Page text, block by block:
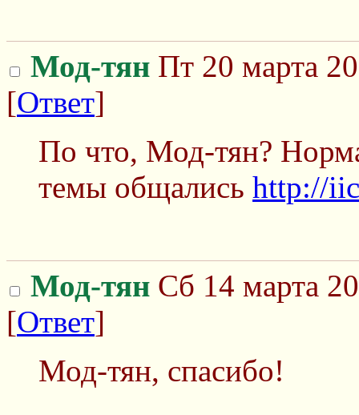
Мод-тян Пт 20 марта
[Ответ]
По что, Мод-тян?
темы общались http://
Мод-тян Сб 14 марта
[Ответ]
Мод-тян, спасибо!